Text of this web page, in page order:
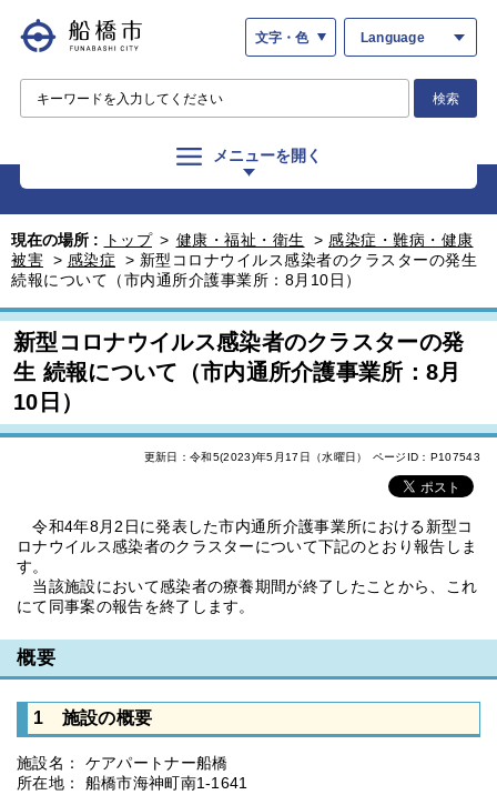
文字・色 Language
検索
メニューを開く
現在の場所 : トップ > 健康・福祉・衛生 > 感染症・難病・健康
被害 > 感染症 > 新型コロナウイルス感染者のクラスターの発生
続報について（市内通所介護事業所：8月10日）
新型コロナウイルス感染者のクラスターの発
生 続報について（市内通所介護事業所：8月
10日）
更新日：令和5(2023)年5月17日（水曜日） ページID：P107543
令和4年8月2日に発表した市内通所介護事業所における新型コ
ロナウイルス感染者のクラスターについて下記のとおり報告しま
す。
当該施設において感染者の療養期間が終了したことから、これ
にて同事案の報告を終了します。
概要
1 施設の概要
施設名： ケアパートナー船橋
所在地： 船橋市海神町南1-1641